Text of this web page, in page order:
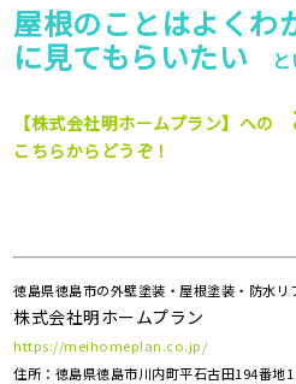
屋根のことはよくわ
に見てもらいたい
【株式会社明ホームプラン】 への
こちらからどうぞ！
徳島県徳島市の外壁塗装・屋根塗装・防水リ
株式会社明ホームプラン
https://meihomeplan.co.jp/
住所：徳島県徳島市川内町平石古田194番地1